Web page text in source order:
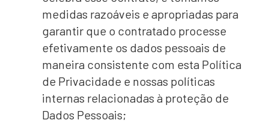
medidas razoáveis ​​e apropriadas para
garantir que o contratado processe
efetivamente os dados pessoais de
maneira consistente com esta Política
de Privacidade e nossas políticas
internas relacionadas à proteção de
Dados Pessoais;